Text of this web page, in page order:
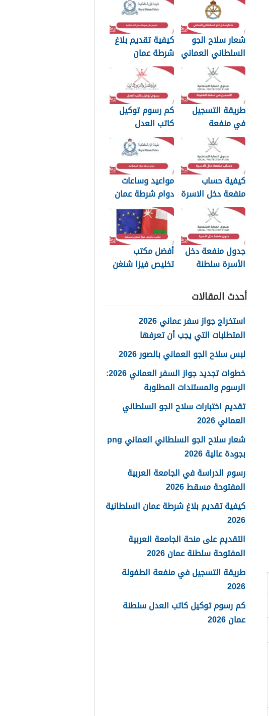
2026
شعار سلاح الجو
السلطاني العماني
png بجودة عالية
2026
كيفية تقديم بلاغ
شرطة عمان
السلطانية 2026
طريقة التسجيل
في منفعة
الطفولة 2026
كم رسوم توكيل
كاتب العدل
سلطنة عمان 2026
كيفية حساب
منفعة دخل الاسرة
سلطنة عمان 2026
مواعيد وساعات
دوام شرطة عمان
السلطانية 2026
جدول منفعة دخل
الأسرة سلطنة
أفضل مكتب
تخليص فيزا شنغن
أحدث المقالات
استخراج جواز سفر عماني 2026
المتطلبات التي يجب أن تعرفها
لبس سلاح الجو العماني بالصور 2026
خطوات تجديد جواز السفر العماني 2026:
الرسوم والمستندات المطلوبة
تقديم اختبارات سلاح الجو السلطاني
العماني 2026
شعار سلاح الجو السلطاني العماني png
بجودة عالية 2026
رسوم الدراسة في الجامعة العربية
المفتوحة مسقط 2026
كيفية تقديم بلاغ شرطة عمان السلطانية
2026
التقديم على منحة الجامعة العربية
المفتوحة سلطنة عمان 2026
طريقة التسجيل في منفعة الطفولة
2026
كم رسوم توكيل كاتب العدل سلطنة
عمان 2026